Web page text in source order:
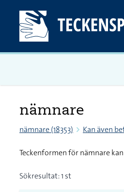
nämnare
nämnare (18353) Kan även
Teckenformen för nämnare
Sökresultat: 1 st